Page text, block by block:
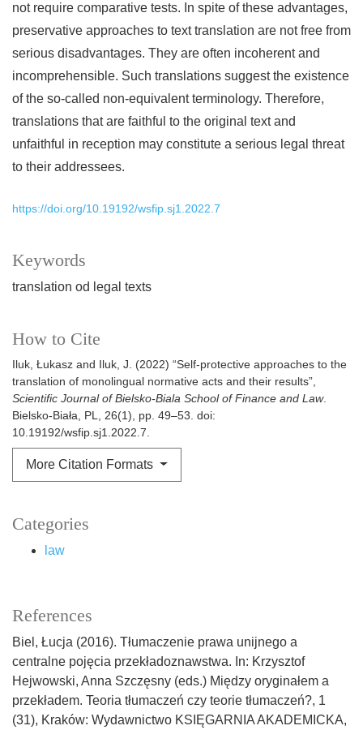
Keywords
translation od legal texts
Categories
law
How to Cite
Iluk, Łukasz and Iluk, J. (2022) “Self-protective approaches to the
translation of monolingual normative acts and their results”,
Scientific Journal of Bielsko-Biala School of Finance and Law.
Bielsko-Biała, PL, 26(1), pp. 49–53. doi:
10.19192/wsfip.sj1.2022.7.
More Citation Formats
not require comparative tests. In spite of these advantages,
preservative approaches to text translation are not free from
serious disadvantages. They are often incoherent and
incomprehensible. Such translations suggest the existence
of the so-called non-equivalent terminology. Therefore,
translations that are faithful to the original text and
unfaithful in reception may constitute a serious legal threat
to their addressees.
https://doi.org/10.19192/wsfip.sj1.2022.7
References
Biel, Łucja (2016). Tłumaczenie prawa unijnego a
centralne pojęcia przekładoznawstwa. In: Krzysztof
Hejwowski, Anna Szczęsny (eds.) Między oryginałem a
przekładem. Teoria tłumaczeń czy teorie tłumaczeń?, 1
(31), Kraków: Wydawnictwo KSIĘGARNIA AKADEMICKA,